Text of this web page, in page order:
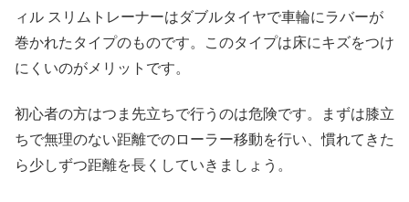
ィル スリムトレーナーはダブルタイヤで車輪にラバーが
巻かれたタイプのものです。このタイプは床にキズをつけ
にくいのがメリットです。
初心者の方はつま先立ちで行うのは危険です。まずは膝立
ちで無理のない距離でのローラー移動を行い、慣れてきた
ら少しずつ距離を長くしていきましょう。